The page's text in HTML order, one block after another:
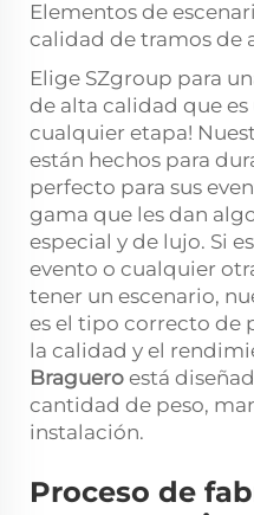
Elementos de
calidad de tramos de
Elige SZgroup para
de alta calidad que
cualquier etapa!
están hechos para
perfecto para sus
gama que les dan
especial y de lujo. Si
evento o cualquier
tener un escenario,
es el tipo correcto de
la calidad y el
Braguero está
cantidad de peso,
instalación.
Proceso de